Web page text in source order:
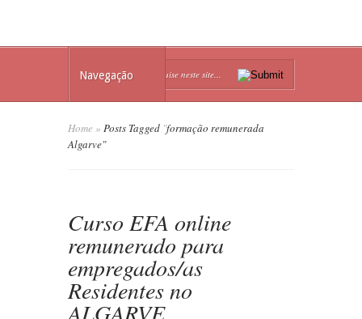
Navegação
Home » Posts Tagged "formação remunerada
Algarve"
Curso EFA online
remunerado para
empregados/as
Residentes no
ALGARVE